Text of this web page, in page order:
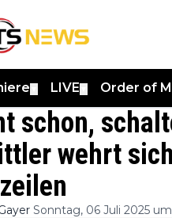
LIVE Order of
schon,
wehrt
Sonntag, 06 Juli 2025 um